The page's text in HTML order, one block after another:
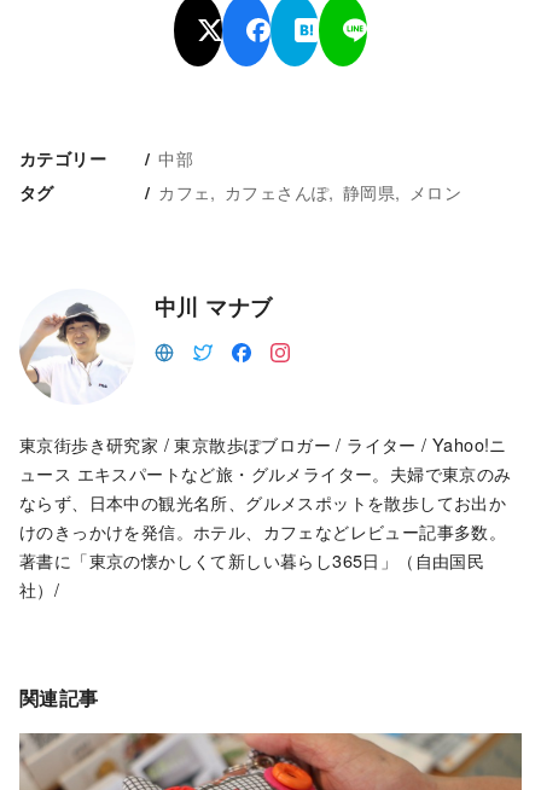
カテゴリー 中部
タグ カフェ カフェさんぽ 静岡県 メロン
中川 マナブ
東京街歩き研究家 / 東京散歩ぽブロガー / ライター / Yahoo!ニ
ュース エキスパートなど旅・グルメライター。夫婦で東京のみ
ならず、日本中の観光名所、グルメスポットを散歩してお出か
けのきっかけを発信。ホテル、カフェなどレビュー記事多数。
著書に「東京の懐かしくて新しい暮らし365日」（自由国民
社）/
関連記事